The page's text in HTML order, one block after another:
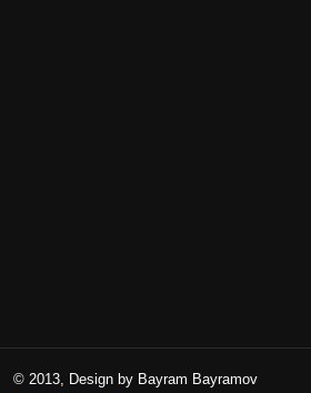
© 2013, Design by Bayram Bayramov